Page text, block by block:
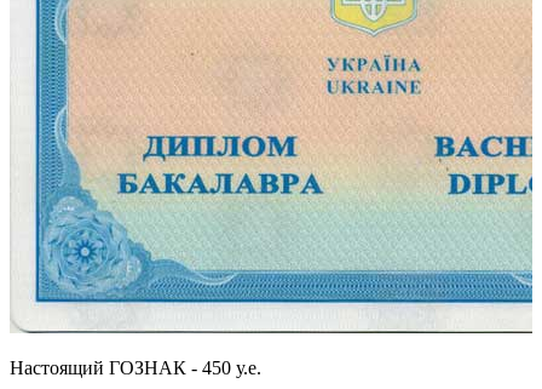
Настоящий ГОЗНАК - 450 у.е.